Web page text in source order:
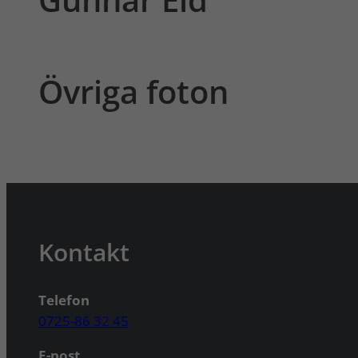
Övriga foton
Kontakt
Telefon
0725-86 32 45